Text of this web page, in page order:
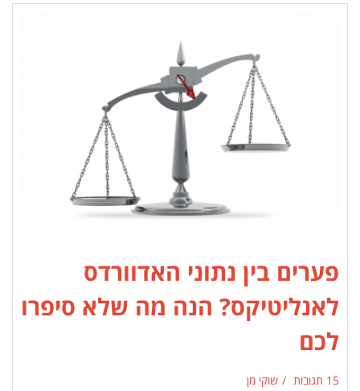
פערים בין נתוני האדוורדס
לאנליטיקס? הנה מה שלא סיפרו
לכם
15 תגובות שוקי מן